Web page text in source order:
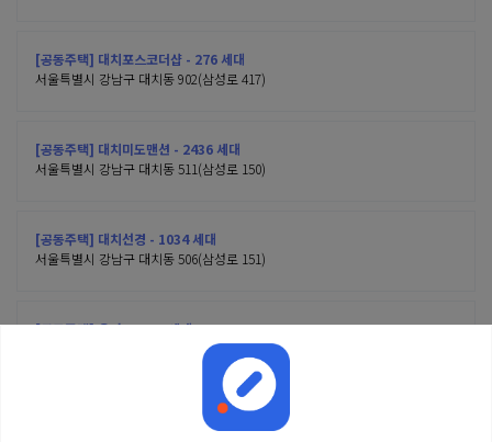
[공동주택] 대치포스코더샵 - 276 세대
서울특별시 강남구 대치동 902(삼성로 417)
[공동주택] 대치미도맨션 - 2436 세대
서울특별시 강남구 대치동 511(삼성로 150)
[공동주택] 대치선경 - 1034 세대
서울특별시 강남구 대치동 506(삼성로 151)
[공동주택] 은마 - 4424 세대
서울특별시 강남구 대치동 316(삼성로 212)